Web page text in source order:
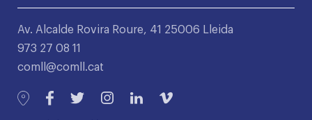
Av. Alcalde Rovira Roure, 41 25006 Lleida
973 27 08 11
comll@comll.cat